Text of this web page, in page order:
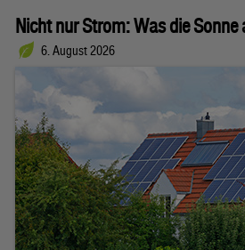
Nicht nur Strom: Was die Sonne
6. August 2026